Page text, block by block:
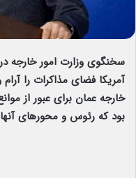
سخنگوی وزارت امور خارجه
آمریکا فضای مذاکرات را
خارجه عمان برای عبور از
بود که رئوس و محورهای